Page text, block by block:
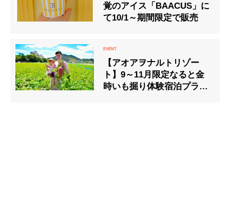
覚のアイス「BAACUS」に
て10/1～期間限定で販売
【アオアヲナルトリゾー
ト】9～11月限定なると金
時いも掘り体験宿泊プラン